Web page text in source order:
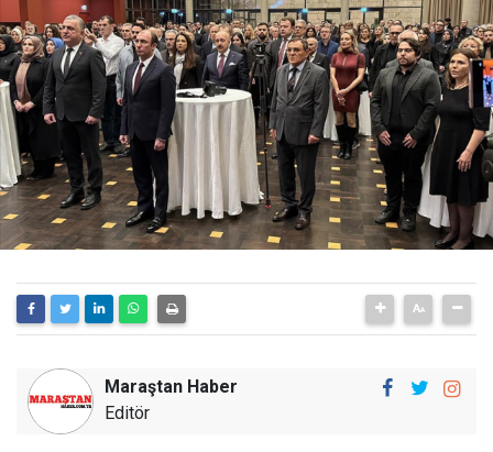
Maraştan Haber
Editör